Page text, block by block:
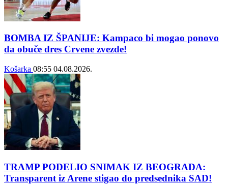
BOMBA IZ ŠPANIJE: Kampaco bi mogao ponovo
da obuče dres Crvene zvezde!
Košarka 08:55 04.08.2026.
TRAMP PODELIO SNIMAK IZ BEOGRADA:
Transparent iz Arene stigao do predsednika SAD!